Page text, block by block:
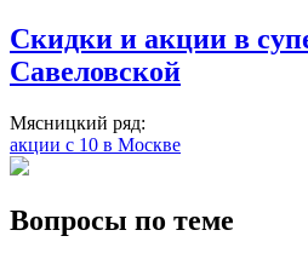
Скидки и акции в
Савеловской
Мясницкий ряд:
акции с 10 в Москве
Вопросы по теме